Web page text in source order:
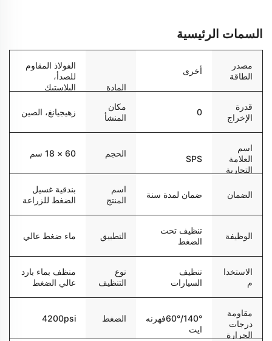
السمات الرئيسية
مصدر
الطاقة
أخرى
المادة
الفولاذ المقاوم
للصدأ،
البلاستيك
النحاس
قدرة
الإخراج
0
مكان
المنشأ
زهيجيانغ، الصين
اسم
العلامة
التجارية
SPS
الحجم 60 × 18 سم
الضمان ضمان لمدة سنة
اسم
المنتج
بندقية غسيل
الضغط للزراعة
الوظيفة
تنظيف تحت
الضغط
التطبيق ماء ضغط عالي
الاستخدا
م
تنظيف
السيارات
نوع
التنظيف
منظف بماء بارد
عالي الضغط
مقاومة
درجات
الحرارة
60°/140°فهرنه
ايت
الضغط 4200psi